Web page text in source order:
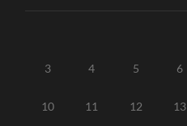
3 4 5 6
10 11 12 13